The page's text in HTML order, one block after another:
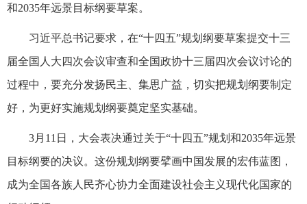
和2035年远景目标纲要草案。
习近平总书记要求，在“十四五”规划纲要草案提交十三
届全国人大四次会议审查和全国政协十三届四次会议讨论的
过程中，要充分发扬民主、集思广益，切实把规划纲要制定
好，为更好实施规划纲要奠定坚实基础。
3月11日，大会表决通过关于“十四五”规划和2035年远景
目标纲要的决议。这份规划纲要擘画中国发展的宏伟蓝图，
成为全国各族人民齐心协力全面建设社会主义现代化国家的